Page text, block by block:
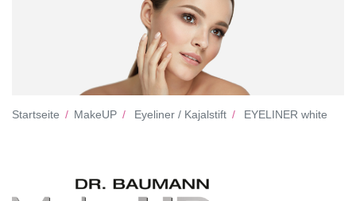
Startseite MakeUP Eyeliner / Kajalstift EYELINER white